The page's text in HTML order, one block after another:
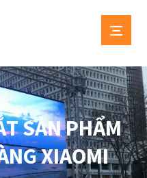
SẢN PHẨM
XIAOMI